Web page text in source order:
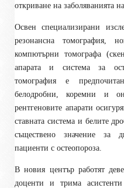
откриване на заболяванията на
Освен специализирани
резонансна томография,
компютърни томографа
апарата и система за
томография е
белодробни, коремни и
рентгеновите апарати
ставната система и белите
съществено значение за
пациенти с остеопороза.
В новия център работят
доценти и трима